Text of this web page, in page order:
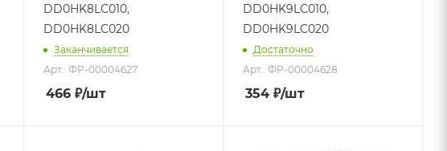
DD0HK8LC010,
DD0HK8LC020
Заканчивается
Арт.: ФР-00004627
466₽/шт
DD0HK9LC010,
DD0HK9LC020
Достаточно
Арт.: ФР-00004628
354₽/шт